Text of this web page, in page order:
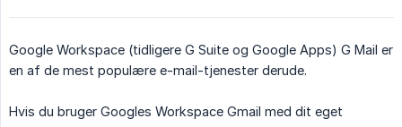
Google Workspace (tidligere G Suite og Google Apps) G Mail er
en af ​​de mest populære e-mail-tjenester derude.
Hvis du bruger Googles Workspace Gmail med dit eget